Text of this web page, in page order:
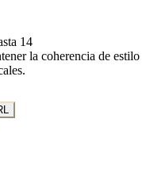
14
la coherencia de estilo